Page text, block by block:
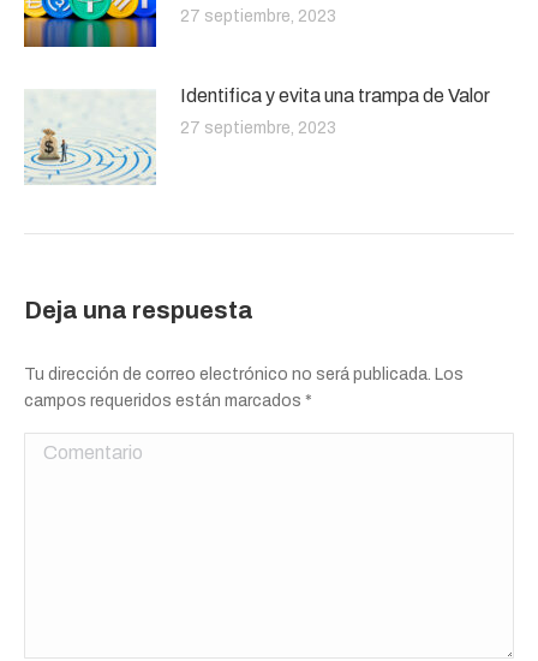
27 septiembre, 2023
Identifica y evita una trampa de Valor
27 septiembre, 2023
Deja una respuesta
Tu dirección de correo electrónico no será publicada. Los
campos requeridos están marcados *
Comentario